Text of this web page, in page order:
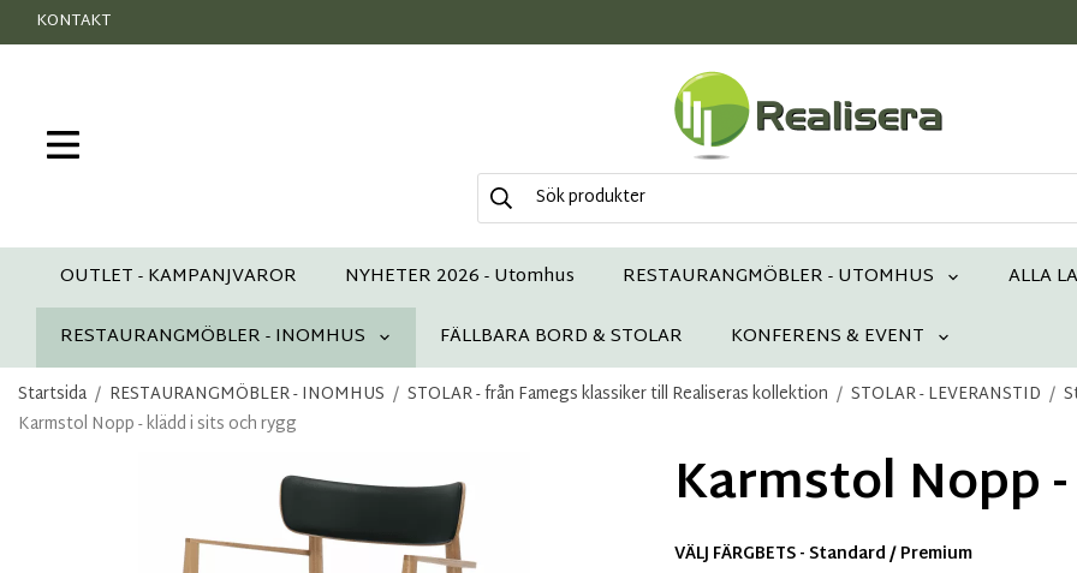
KONTAKT
OUTLET - KAMPANJVAROR NYHETER 2026 - Utomhus RESTAURANGMÖBLER - UTOMHUS
ALLA
RESTAURANGMÖBLER - INOMHUS
FÄLLBARA BORD & STOLAR KONFERENS & EVENT
Startsida / RESTAURANGMÖBLER - INOMHUS / STOLAR - från Famegs klassiker till Realiseras kollektion / STOLAR - LEVERANSTID /
Karmstol Nopp - klädd i sits och rygg
Karmstol Nopp
VÄLJ FÄRGBETS - Standard / Premium